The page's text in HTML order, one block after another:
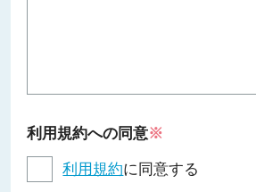
利用規約への同意※
利用規約に同意する